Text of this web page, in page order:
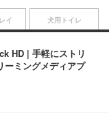
HD | 手軽にストリ
ーミングメディアプ
イ 犬用トイレ